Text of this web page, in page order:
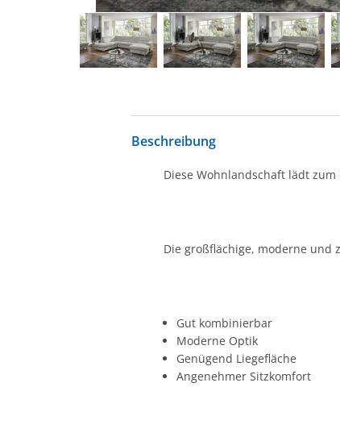
Beschreibung
Diese Wohnlandschaft lädt
Die großflächige, moderne und
Gut kombinierbar
Moderne Optik
Genügend Liegefläche
Angenehmer Sitzkomfort